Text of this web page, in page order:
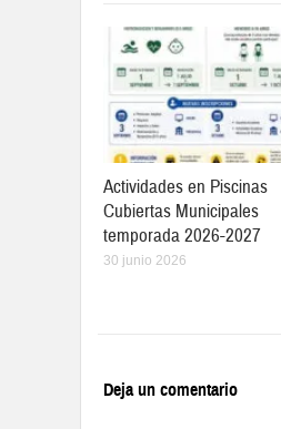
Actividades en Piscinas
Cubiertas Municipales
temporada 2026-2027
30 junio 2026
Deja un comentario